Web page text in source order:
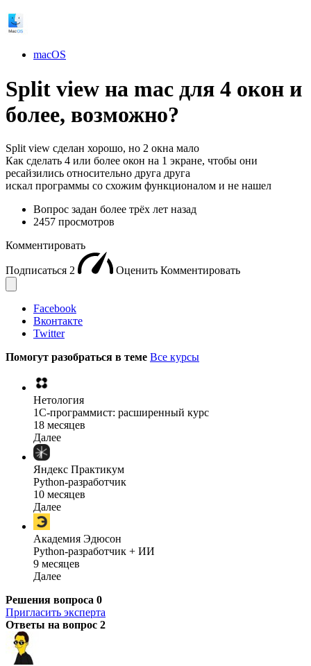
macOS
Split view на mac для 4 окон и
более, возможно?
Split view сделан хорошо, но 2 окна мало
Как сделать 4 или более окон на 1 экране, чтобы они
ресайзились относительно друга друга
искал программы со схожим функционалом и не нашел
Вопрос задан более трёх лет назад
2457 просмотров
Комментировать
Подписаться 2 Оценить Комментировать
Facebook
Вконтакте
Twitter
Помогут разобраться в теме Все курсы
Нетология
1C-программист: расширенный курс
18 месяцев
Далее
Яндекс Практикум
Python-разработчик
10 месяцев
Далее
Академия Эдюсон
Python-разработчик + ИИ
9 месяцев
Далее
Решения вопроса 0
Пригласить эксперта
Ответы на вопрос 2